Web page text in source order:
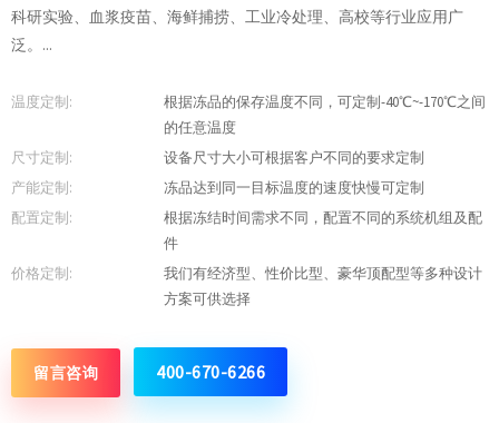
科研实验、血浆疫苗、海鲜捕捞、工业冷处理、高校等行业应用广
泛。...
温度定制:
根据冻品的保存温度不同，可定制-40℃~-170℃之间
的任意温度
尺寸定制:
设备尺寸大小可根据客户不同的要求定制
产能定制:
冻品达到同一目标温度的速度快慢可定制
配置定制:
根据冻结时间需求不同，配置不同的系统机组及配
件
价格定制:
我们有经济型、性价比型、豪华顶配型等多种设计
方案可供选择
留言咨询 400-670-6266